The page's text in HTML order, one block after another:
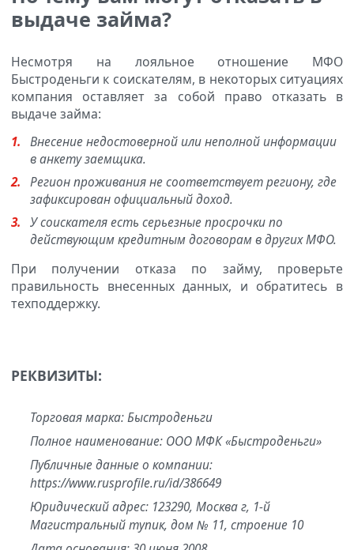
выдаче займа?
Несмотря на лояльное отношение МФО
Быстроденьги к соискателям, в некоторых ситуациях
компания оставляет за собой право отказать в
выдаче займа:
Внесение недостоверной или неполной информации
в анкету заемщика.
Регион проживания не соответствует региону, где
зафиксирован официальный доход.
У соискателя есть серьезные просрочки по
действующим кредитным договорам в других МФО.
При получении отказа по займу, проверьте
правильность внесенных данных, и обратитесь в
техподдержку.
РЕКВИЗИТЫ:
Торговая марка: Быстроденьги
Полное наименование: ООО МФК «Быстроденьги»
Публичные данные о компании:
https://www.rusprofile.ru/id/386649
Юридический адрес: 123290, Москва г, 1-й
Магистральный тупик, дом № 11, строение 10